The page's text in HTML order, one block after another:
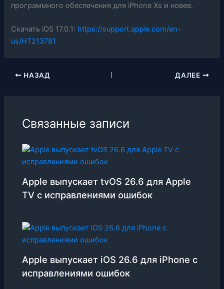
программного обеспечения для iPhone Xs и новее.
Скачать iOS 17.0.1: https://support.apple.com/en-
us/HT213781
НАЗАД ДАЛЕЕ
Связанные записи
Apple выпускает tvOS 26.6 для Apple
TV с исправлениями ошибок
Apple выпускает iOS 26.6 для iPhone с
исправлениями ошибок